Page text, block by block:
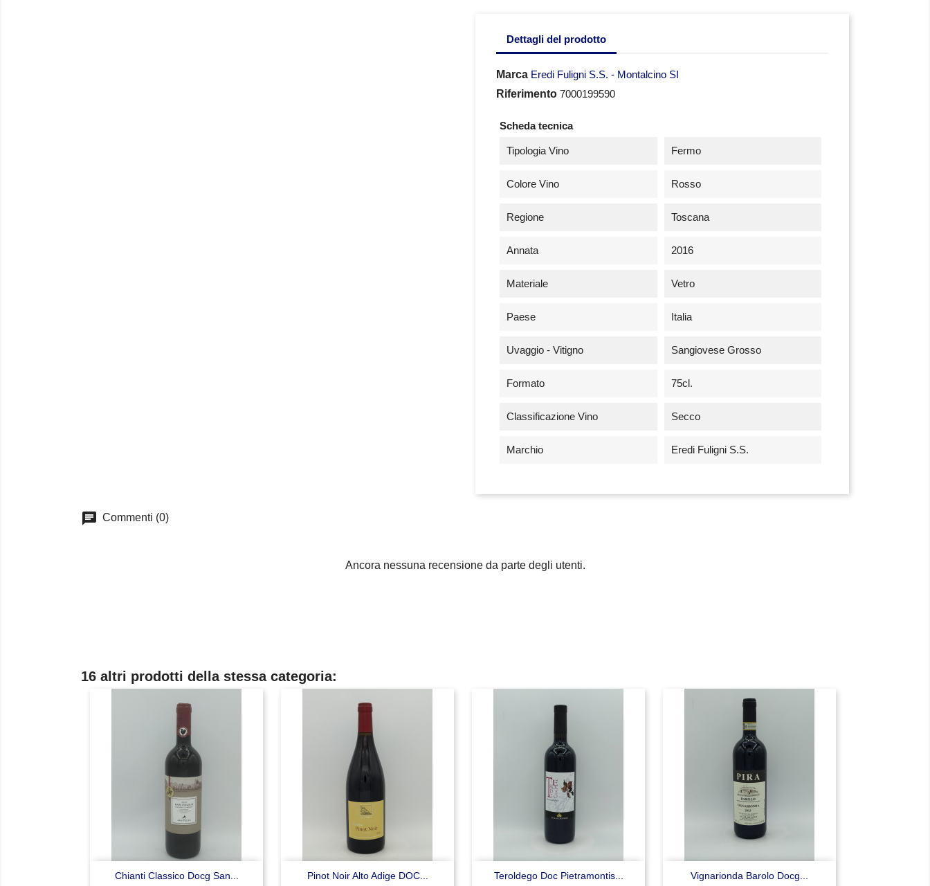
Dettagli del prodotto
Marca Eredi Fuligni S.S. - Montalcino SI
Riferimento 7000199590
Scheda tecnica
Tipologia Vino Fermo
Colore Vino Rosso
Regione Toscana
Annata 2016
Materiale Vetro
Paese Italia
Uvaggio - Vitigno Sangiovese Grosso
Formato 75cl.
Classificazione Vino Secco
Marchio Eredi Fuligni S.S.
chat Commenti (0)
Ancora nessuna recensione da parte degli utenti.
16 altri prodotti della stessa categoria:
Chianti Classico Docg San...
Anteprima Pinot Noir Alto Adige DOC...
Anteprima Teroldego Doc Pietramontis...
 Anteprima Vignarionda Barolo Docg...
Anteprima